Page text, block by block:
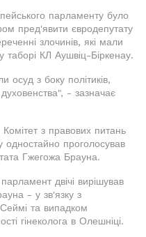
парламенту було
пред'явити євродепутату
злочинів, які мали
таборі КЛ Аушвіц-Біркенау.
осуд з боку політиків,
духовенства", - зазначає
з правових питань
одностайно проголосував
Гжегожа Брауна.
двічі вирішував
- у зв'язку з
та випадком
гінеколога в Олешніці.